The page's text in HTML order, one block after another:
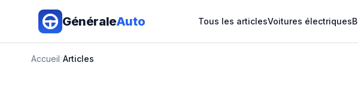
Aller au contenu principal
GénéraleAuto Tous les articlesVoitures électriques
Accueil/Articles